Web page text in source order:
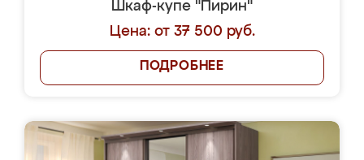
Шкаф-купе "Пирин"
Цена: от 37 500 руб.
ПОДРОБНЕЕ